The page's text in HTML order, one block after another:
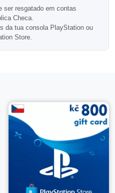
E-mail
é entregue
do pagamento. A
automaticamente e
Região
apenas com contas
Tcheca.
PlayStation registradas
vários jogos?
ser resgatado em contas
Checa.
da tua consola PlayStation ou
Store.